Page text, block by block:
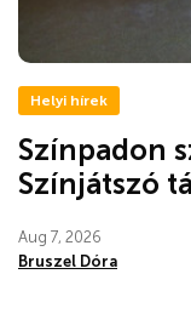
Helyi hírek
Színpadon
Színjátszó
Aug 7, 2026
Bruszel Dóra